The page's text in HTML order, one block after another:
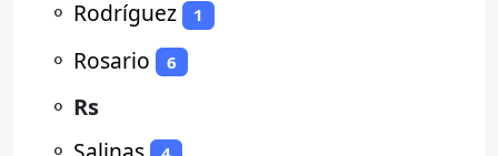
⚬ Rodríguez 1
⚬ Rosario 6
⚬ Rs